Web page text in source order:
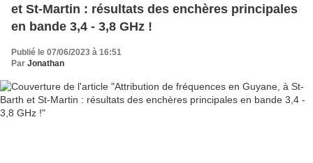
et St-Martin : résultats des enchères principales
en bande 3,4 - 3,8 GHz !
Publié le 07/06/2023 à 16:51
Par Jonathan